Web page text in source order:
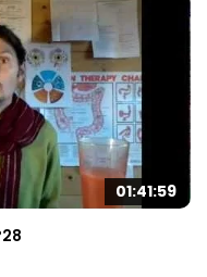
01:41:59